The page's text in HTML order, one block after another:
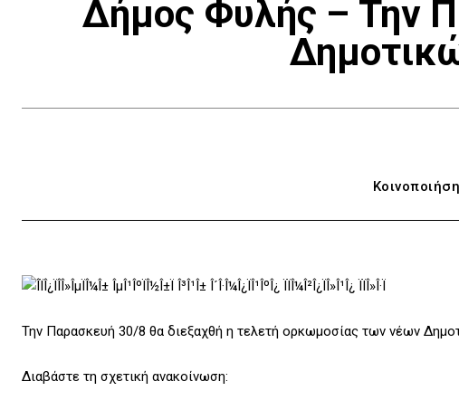
Δήμος Φυλής – Την
Την Παρασκευή 30/8 θα διεξαχθή η τελετή ορκωμοσίας των νέων
Διαβάστε τη σχετική ανακοίνωση: